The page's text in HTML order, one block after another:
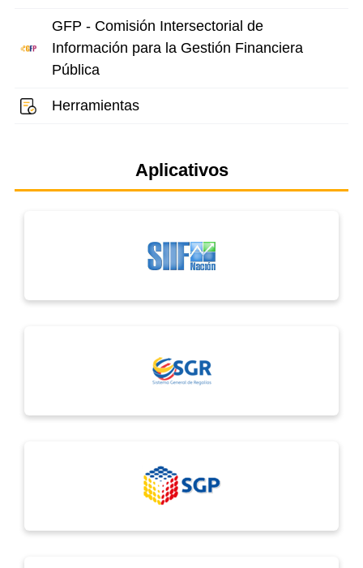
GFP - Comisión Intersectorial de
Información para la Gestión Financiera
Pública
Herramientas
Aplicativos